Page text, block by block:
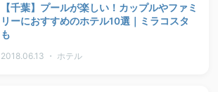
【千葉】プールが楽しい！カップルやファミ
リーにおすすめのホテル10選｜ミラコスタ
も
2018.06.13 ・ ホテル